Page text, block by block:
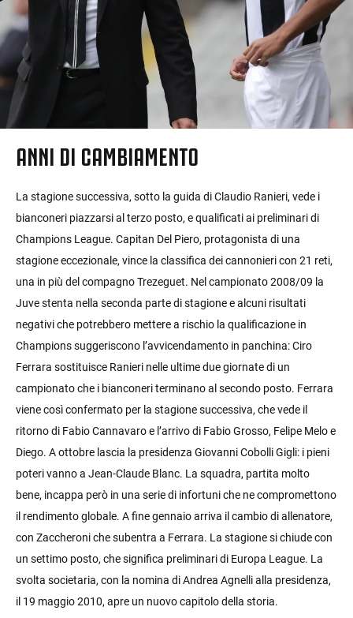
ANNI DI CAMBIAMENTO
La stagione successiva, sotto la guida di Claudio Ranieri, vede i
bianconeri piazzarsi al terzo posto, e qualificati ai preliminari di
Champions League. Capitan Del Piero, protagonista di una
stagione eccezionale, vince la classifica dei cannonieri con 21 reti,
una in più del compagno Trezeguet. Nel campionato 2008/09 la
Juve stenta nella seconda parte di stagione e alcuni risultati
negativi che potrebbero mettere a rischio la qualificazione in
Champions suggeriscono l’avvicendamento in panchina: Ciro
Ferrara sostituisce Ranieri nelle ultime due giornate di un
campionato che i bianconeri terminano al secondo posto. Ferrara
viene così confermato per la stagione successiva, che vede il
ritorno di Fabio Cannavaro e l’arrivo di Fabio Grosso, Felipe Melo e
Diego. A ottobre lascia la presidenza Giovanni Cobolli Gigli: i pieni
poteri vanno a Jean-Claude Blanc. La squadra, partita molto
bene, incappa però in una serie di infortuni che ne compromettono
il rendimento globale. A fine gennaio arriva il cambio di allenatore,
con Zaccheroni che subentra a Ferrara. La stagione si chiude con
un settimo posto, che significa preliminari di Europa League. La
svolta societaria, con la nomina di Andrea Agnelli alla presidenza,
il 19 maggio 2010, apre un nuovo capitolo della storia.